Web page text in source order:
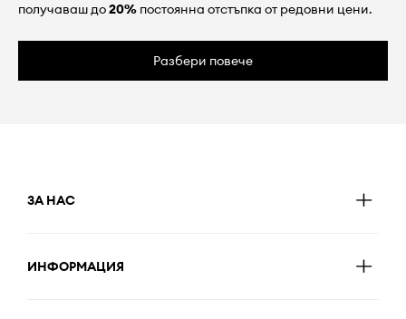
получаваш до20% постоянна отстъпка от редовни цени.
Разбери повече
ЗА НАС
ИНФОРМАЦИЯ